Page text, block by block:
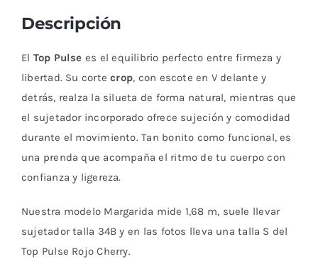
Descripción
El Top Pulse es el equilibrio perfecto entre firmeza y
libertad. Su cortecrop, con escote en V delante y
detrás, realza la silueta de forma natural, mientras que
el sujetador incorporado ofrece sujeción y comodidad
durante el movimiento. Tan bonito como funcional, es
una prenda que acompaña el ritmo de tu cuerpo con
confianza y ligereza.
Nuestra modelo Margarida mide 1,68 m, suele llevar
sujetador talla 34B y en las fotos lleva una talla S del
Top Pulse Rojo Cherry.